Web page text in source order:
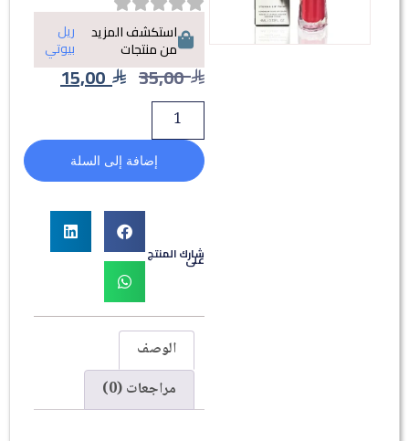
استكشف المزيد
من منتجات
ريل
بيوتي
35,00
15,00
إضافة إلى السلة
شارك المنتج
على
الوصف
مراجعات (0)